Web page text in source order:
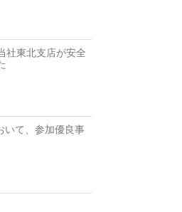
社東北支店が安全
いて、参加優良事